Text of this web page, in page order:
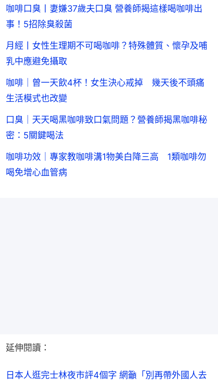
咖啡口臭丨妻嫌37歲夫口臭 營養師揭這樣喝咖啡出
事！5招除臭殺菌
月經丨女性生理期不可喝咖啡？特殊體質、懷孕及哺
乳中應避免攝取
咖啡｜曾一天飲4杯！女生決心戒掉 幾天後不頭痛
生活模式也改變
口臭｜天天喝黑咖啡致口氣問題？營養師揭黑咖啡秘
密：5關鍵喝法
咖啡功效｜專家教咖啡溝1物美白降三高 1類咖啡勿
喝免增心血管病
延伸閱讀：
日本人逛完士林夜市評4個字 網籲「別再帶外國人去